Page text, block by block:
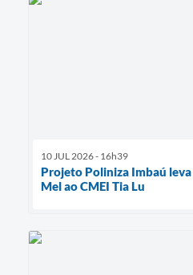
10 JUL 2026 - 16h39
Projeto Poliniza Imbaú
Mel ao CMEI Tia Lu